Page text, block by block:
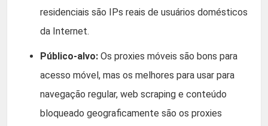
residenciais são IPs reais de usuários domésticos
da Internet.
Público-alvo: Os proxies móveis são bons para
acesso móvel, mas os melhores para usar para
navegação regular, web scraping e conteúdo
bloqueado geograficamente são os proxies